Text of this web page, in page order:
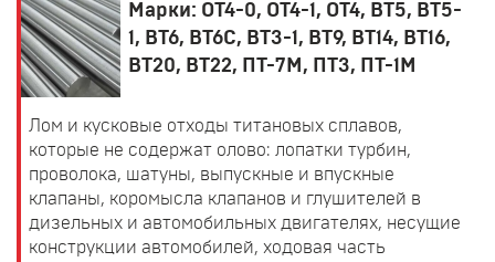
Марки: ОТ4-0, ОТ4-1, ОТ4, ВТ5, ВТ5-
1, ВТ6, ВТ6С, ВТ3-1, ВТ9, ВТ14, ВТ16,
ВТ20, ВТ22, ПТ-7М, ПТ3, ПТ-1М
Лом и кусковые отходы титановых сплавов,
которые не содержат олово: лопатки турбин,
проволока, шатуны, выпускные и впускные
клапаны, коромысла клапанов и глушителей в
дизельных и автомобильных двигателях, несущие
конструкции автомобилей, ходовая часть